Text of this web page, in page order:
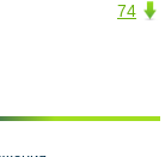
74